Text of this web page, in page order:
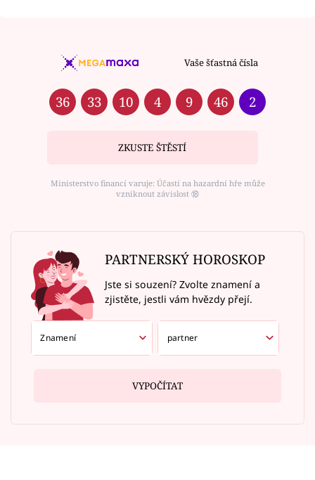
Vaše šťastná čísla
36 33 10 4 9 46 2
ZKUSTE ŠTĚSTÍ
Ministerstvo financí varuje: Účastí na hazardní hře může
vzniknout závislost ⑱
PARTNERSKÝ HOROSKOP
Jste si souzení? Zvolte znamení a
zjistěte, jestli vám hvězdy přejí.
VYPOČÍTAT